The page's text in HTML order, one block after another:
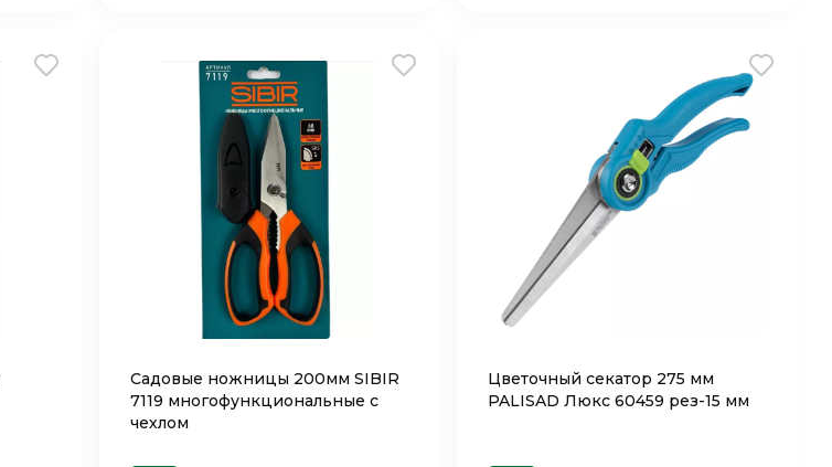
Садовые ножницы 200мм SIBIR
7119 многофункциональные с
чехлом
Цветочный секатор 275 мм
PALISAD Люкс 60459 рез-15 мм